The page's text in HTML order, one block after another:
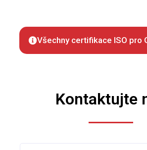
Všechny certifikace ISO pro
Kontaktujte